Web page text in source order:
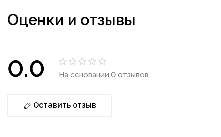
Оценки и отзывы
0.0 На основании 0 отзывов
Оставить отзыв